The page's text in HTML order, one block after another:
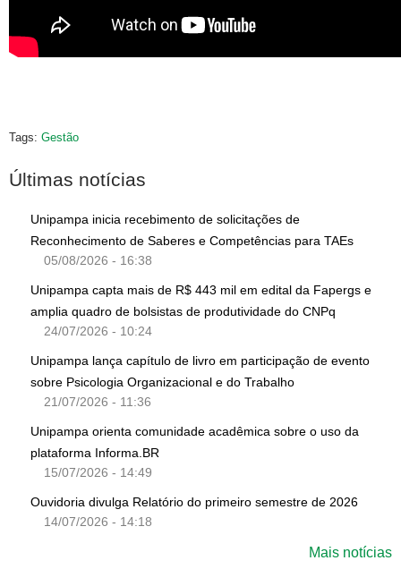
Tags: Gestão
Últimas notícias
Unipampa inicia recebimento de solicitações de
Reconhecimento de Saberes e Competências para TAEs
05/08/2026 - 16:38
Unipampa capta mais de R$ 443 mil em edital da Fapergs e
amplia quadro de bolsistas de produtividade do CNPq
24/07/2026 - 10:24
Unipampa lança capítulo de livro em participação de evento
sobre Psicologia Organizacional e do Trabalho
21/07/2026 - 11:36
Unipampa orienta comunidade acadêmica sobre o uso da
plataforma Informa.BR
15/07/2026 - 14:49
Ouvidoria divulga Relatório do primeiro semestre de 2026
14/07/2026 - 14:18
Mais notícias